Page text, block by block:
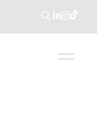
Suche